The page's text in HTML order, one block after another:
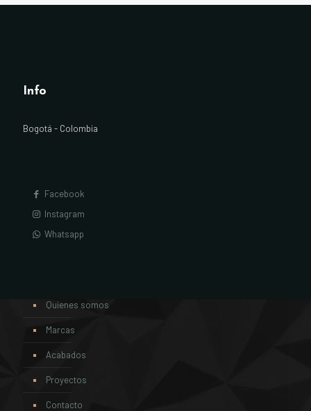
Info
Bogotá - Colombia
Facebook
Instagram
Whatsapp
Quienes somos
Marcas
Acabados
Proyectos
Contacto